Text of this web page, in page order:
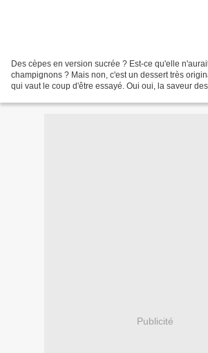
Des cèpes en version sucrée ? Est-ce qu'elle
champignons ? Mais non, c'est un dessert très
qui vaut le coup d'être essayé. Oui oui, la saveur
Publicité